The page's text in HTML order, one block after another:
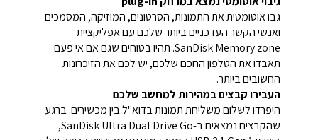
גבו אוטומטית את התמונות, הסרטונים, המוזיקה, המסמכים
ואנשי הקשר העדכניים ביותר שלכם עם אפליקציית
SanDisk Memory zone. תהיו בטוחים שגם אם אי פעם
תאבדו את הטלפון החכם שלכם, יש לכם את הזיכרונות
החשובים ביותר.
העבירו קבצים במהירות למחשב שלכם
היפרדו לשלום משליחת תמונות בדוא"ל בין מכשירים. ברגע
שהקבצים נמצאים ב-SanDisk Ultra Dual Drive Go,